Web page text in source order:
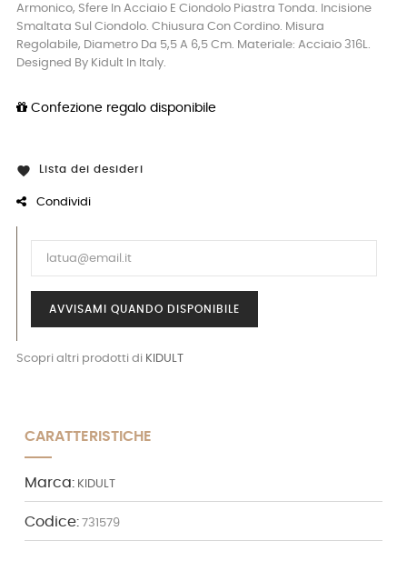
Armonico, Sfere In Acciaio E Ciondolo Piastra Tonda. Incisione
Smaltata Sul Ciondolo. Chiusura Con Cordino. Misura
Regolabile, Diametro Da 5,5 A 6,5 Cm. Materiale: Acciaio 316L.
Designed By Kidult In Italy.
Confezione regalo disponibile
 Lista dei desideri
Condividi
AVVISAMI QUANDO DISPONIBILE
Scopri altri prodotti di KIDULT
CARATTERISTICHE
Marca: KIDULT
Codice: 731579